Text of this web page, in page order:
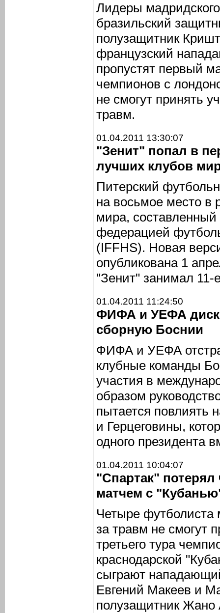
Лидеры
бразильский
полузащитник
французский
пропустят первый
чемпионов с
не смогут принять
травм.
01.04.2011 13:30:07
"Зенит" попал в
лучших клубов
Питерский
на восьмое место в
мира,
федерацией
(IFFHS). Новая
опубликована 1
"Зенит" занимал 11-
01.04.2011 11:24:50
ФИФА и УЕФА
сборную Боснии
ФИФА и УЕФА
клубные команды
участия в
образом
пытается повлиять
и Герцеговины,
одного президента
01.04.2011 10:04:07
"Спартак" потерял
матчем с
Четыре футболиста
за травм не смогут
третьего тура
краснодарской
сыграют
Евгений Макеев и
полузащитник Жано